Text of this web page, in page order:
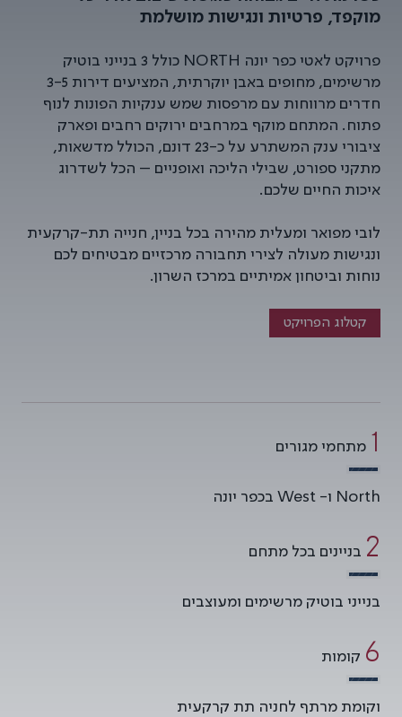
מוקפד, פרטיות ונגישות מושלמת
פרויקט לאטי כפר יונה NORTH כולל 3 בנייני בוטיק
מרשימים, מחופים באבן יוקרתית, המציעים דירות 3-5
חדרים מרווחות עם מרפסות שמש ענקיות הפונות לנוף
פתוח. המתחם מוקף במרחבים ירוקים רחבים ופארק
ציבורי ענק המשתרע על כ-23 דונם, הכולל מדשאות,
מתקני ספורט, שבילי הליכה ואופניים – הכל לשדרוג
איכות החיים שלכם.
לובי מפואר ומעלית מהירה בכל בניין, חנייה תת-קרקעית
ונגישות מעולה לצירי תחבורה מרכזיים מבטיחים לכם
נוחות וביטחון אמיתיים במרכז השרון.
קטלוג הפרויקט
2מתחמי מגורים
North ו- West בכפר יונה
2 בניינים בכל מתחם
בנייני בוטיק מרשימים ומעוצבים
7 קומות
וקומת מרתף לחניה תת קרקעית